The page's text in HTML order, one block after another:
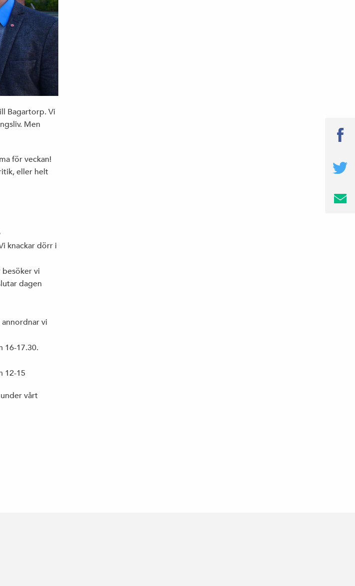
Bagartorp. Vi
Men
för veckan!
eller helt
knackar dörr i
vi
dagen
annordnar vi
16-17.30.
12-15
vårt